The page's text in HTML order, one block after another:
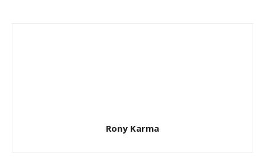
Rony Karma